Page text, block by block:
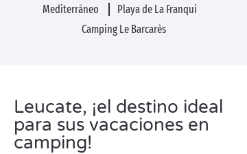
Mediterráneo
Playa de La Franqui
Camping Le Barcarès
Leucate, ¡el destino ideal
para sus vacaciones en
camping!